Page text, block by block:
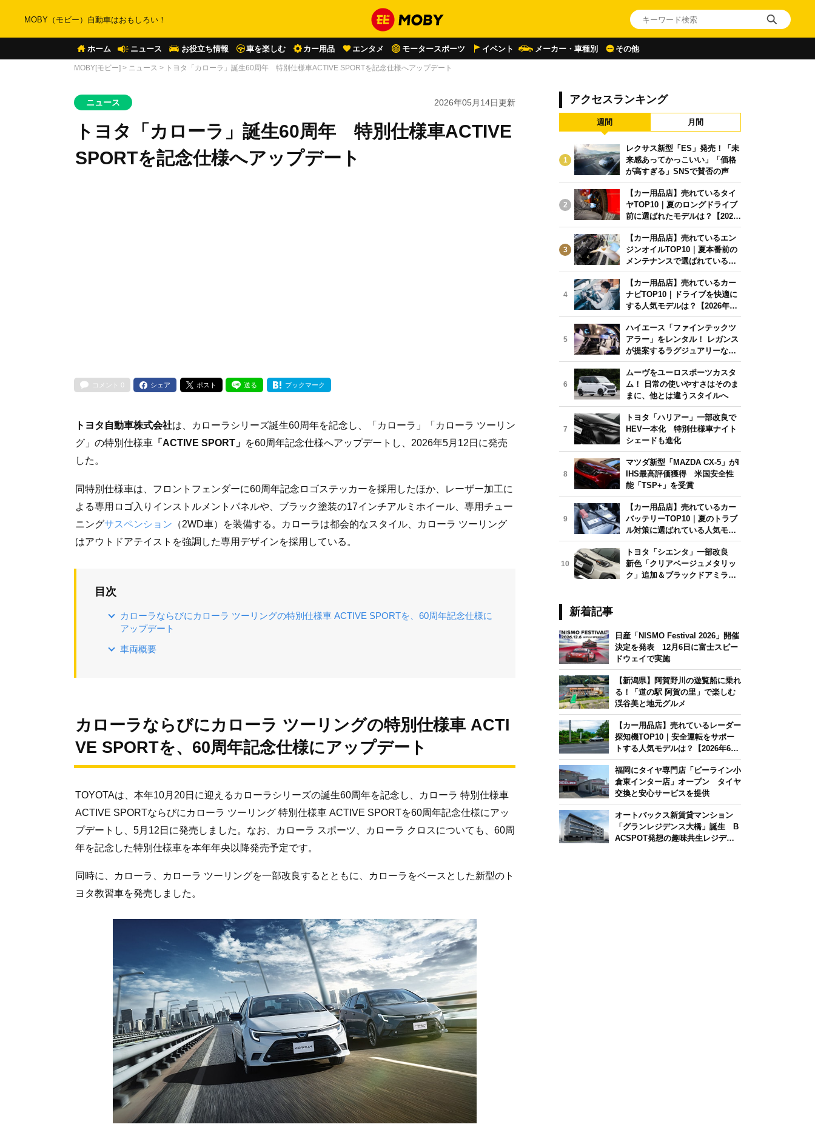
MOBY（モビー）自動車はおもしろい！
ホーム ニュース お役立ち情報 車を楽しむ カー用品 エンタメ モータースポーツ イベント メーカー・車種別 その他
MOBY[モビー] > ニュース > トヨタ「カローラ」誕生60周年 特別仕様車ACTIVE SPORTを記念仕様へアップデート
ニュース 2026年05月14日更新
トヨタ「カローラ」誕生60周年 特別仕様車ACTIVE
SPORTを記念仕様へアップデート
コメント 0 シェア ポスト 送る ブックマーク
トヨタ自動車株式会社は、カローラシリーズ誕生60周年を記念し、「カローラ」「カローラ ツーリン
グ」の特別仕様車 「ACTIVE SPORT」 を60周年記念仕様へアップデートし、2026年5月12日に発売
した。
同特別仕様車は、フロントフェンダーに60周年記念ロゴステッカーを採用したほか、レーザー加工に
よる専用ロゴ入りインストルメントパネルや、ブラック塗装の17インチアルミホイール、専用チュー
ニングサスペンション （2WD車）を装備する。カローラは都会的なスタイル、カローラ ツーリング
はアウトドアテイストを強調した専用デザインを採用している。
目次
カローラならびにカローラ ツーリングの特別仕様車 ACTIVE SPORTを、60周年記念仕様に
アップデート
車両概要
カローラならびにカローラ ツーリングの特別仕様車 ACTI
VE SPORTを、60周年記念仕様にアップデート
TOYOTAは、本年10月20日に迎えるカローラシリーズの誕生60周年を記念し、カローラ 特別仕様車
ACTIVE SPORTならびにカローラ ツーリング 特別仕様車 ACTIVE SPORTを60周年記念仕様にアッ
プデートし、5月12日に発売しました。なお、カローラ スポーツ、カローラ クロスについても、60周
年を記念した特別仕様車を本年年央以降発売予定です。
同時に、カローラ、カローラ ツーリングを一部改良するとともに、カローラをベースとした新型のト
ヨタ教習車を発売しました。
アクセスランキング
週間 月間
1
レクサス新型「ES」発売！「未
来感あってかっこいい」「価格
が高すぎる」SNSで賛否の声
2
【カー用品店】売れているタイ
ヤTOP10｜夏のロングドライブ
前に選ばれたモデルは？【2026
年6月版】
3
【カー用品店】売れているエン
ジンオイルTOP10｜夏本番前の
メンテナンスで選ばれている人
気モデルは？【2026年6月版】
4
【カー用品店】売れているカー
ナビTOP10｜ドライブを快適に
する人気モデルは？【2026年6
月版】
5
ハイエース「ファインテックツ
アラー」をレンタル！ レガンス
が提案するラグジュアリーな移
動体験
6
ムーヴをユーロスポーツカスタ
ム！ 日常の使いやすさはそのま
まに、他とは違うスタイルへ
7
トヨタ「ハリアー」一部改良で
HEV一本化 特別仕様車ナイト
シェードも進化
8
マツダ新型「MAZDA CX-5」がI
IHS最高評価獲得 米国安全性
能「TSP+」を受賞
9
【カー用品店】売れているカー
バッテリーTOP10｜夏のトラブ
ル対策に選ばれている人気モデ
ルは？【2026年6月版】
10
トヨタ「シエンタ」一部改良
新色「クリアベージュメタリッ
ク」追加＆ブラックドアミラー
新着記事
日産「NISMO Festival 2026」開催
決定を発表 12月6日に富士スピー
ドウェイで実施
【新潟県】阿賀野川の遊覧船に乗れ
る！「道の駅 阿賀の里」で楽しむ
渓谷美と地元グルメ
【カー用品店】売れているレーダー
探知機TOP10｜安全運転をサポー
トする人気モデルは？【2026年6月
版】
福岡にタイヤ専門店「ビーライン小
倉東インター店」オープン タイヤ
交換と安心サービスを提供
オートバックス新賃貸マンション
「グランレジデンス大橋」誕生 B
ACSPOT発想の趣味共生レジデン